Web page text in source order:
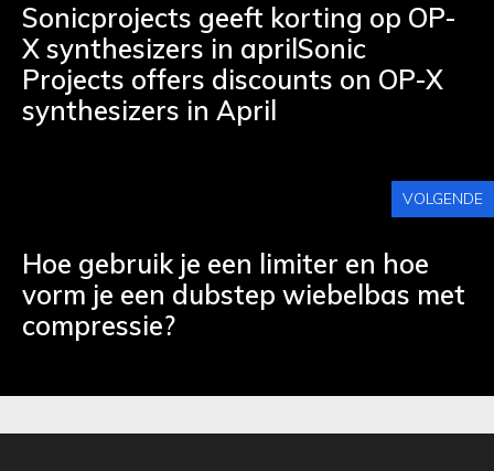
Sonicprojects geeft korting op OP-
X synthesizers in aprilSonic
Projects offers discounts on OP-X
synthesizers in April
VOLGENDE
Hoe gebruik je een limiter en hoe
vorm je een dubstep wiebelbas met
compressie?